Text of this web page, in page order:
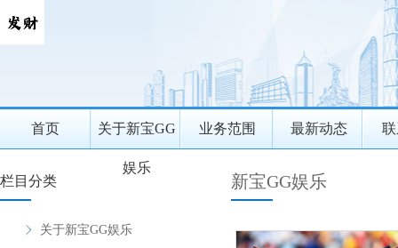
首页 关于新宝GG
娱乐
业务范围 最新动态
栏目分类
关于新宝GG娱乐
新宝GG娱乐